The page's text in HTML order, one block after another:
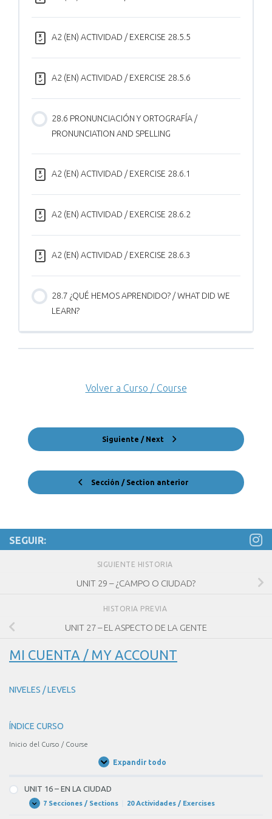
A2 (EN) ACTIVIDAD / EXERCISE 28.5.5
A2 (EN) ACTIVIDAD / EXERCISE 28.5.6
28.6 PRONUNCIACIÓN Y ORTOGRAFÍA /
PRONUNCIATION AND SPELLING
A2 (EN) ACTIVIDAD / EXERCISE 28.6.1
A2 (EN) ACTIVIDAD / EXERCISE 28.6.2
A2 (EN) ACTIVIDAD / EXERCISE 28.6.3
28.7 ¿QUÉ HEMOS APRENDIDO? / WHAT DID WE
LEARN?
Sección / Section anterior
Volver a Curso / Course
Siguiente / Next
SEGUIR:
SIGUIENTE HISTORIA
UNIT 29 – ¿CAMPO O CIUDAD?
HISTORIA PREVIA
UNIT 27 – EL ASPECTO DE LA GENTE
MI CUENTA / MY ACCOUNT
NIVELES / LEVELS
ÍNDICE CURSO
Inicio del Curso / Course
Expandir todo
Unidades
UNIT 16 – EN LA CIUDAD
Expandir
UNIT7 Secciones / Sections 20 Actividades / Exercises